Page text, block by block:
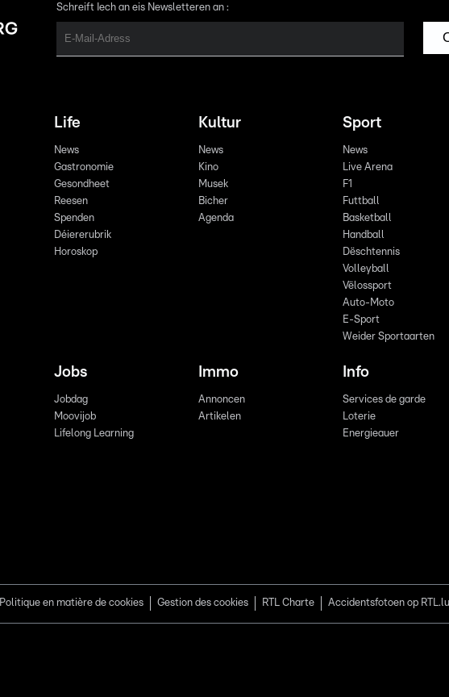
Schreift Iech an eis Newsletteren an :
Life
News
Gastronomie
Gesondheet
Reesen
Spenden
Déiererubrik
Horoskop
Kultur
News
Kino
Musek
Bicher
Agenda
Sport
News
Live Arena
F1
Futtball
Basketball
Handball
Dëschtennis
Volleyball
Vëlossport
Auto-Moto
E-Sport
Weider Sportaarten
Jobs
Jobdag
Moovijob
Lifelong Learning
Immo
Annoncen
Artikelen
Info
Services de garde
Loterie
Energieauer
Politique en matière de cookies Gestion des cookies RTL Charte Accidentsfotoen op RTL.lu